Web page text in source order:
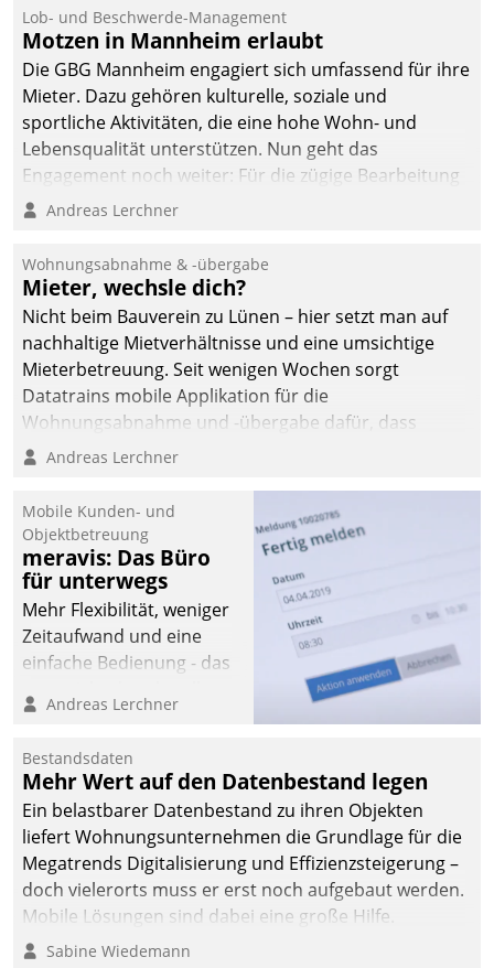
Ressort Kapitalanlage für
künftige Aufgaben und
Herausforderungen
gerüstet.
Lob- und Beschwerde-Management
Motzen in Mannheim erlaubt
Die GBG Mannheim engagiert sich umfassend für ihre
Mieter. Dazu gehören kulturelle, soziale und
sportliche Aktivitäten, die eine hohe Wohn- und
Lebensqualität unterstützen. Nun geht das
Engagement noch weiter: Für die zügige Bearbeitung
von Beschwerden – oder Lob – richtet das
und Beschwerde-Management einen eigenen Kanal
ein.
Andreas Lerchner
Wohnungsabnahme & -übergabe
Mieter, wechsle dich?
Nicht beim Bauverein zu Lünen – hier setzt man auf
nachhaltige Mietverhältnisse und eine umsichtige
Mieterbetreuung. Seit wenigen Wochen sorgt
Datatrains mobile Applikation für die
Wohnungsabnahme und -übergabe dafür, dass
Mieter wohlgeordnet kommen und, so es sein muss,
Andreas Lerchner
Mobile Kunden- und
Objektbetreuung
meravis: Das Büro
für unterwegs
Mehr Flexibilität, weniger
Zeitaufwand und eine
einfache Bedienung - das
Cockpit für mobile
Datatrain. Die meravis
Wohnungsbau- und
Immobilien GmbH hat
sich dabei für den Betrieb
der Lösung über die SAP
Cloud Platform
entschieden - als erstes
Unternehmen am
Andreas Lerchner
Bestandsdaten
Mehr Wert auf den Datenbestand legen
Ein belastbarer Datenbestand zu ihren Objekten
liefert Wohnungsunternehmen die Grundlage für die
Megatrends Digitalisierung und Effizienzsteigerung –
doch vielerorts muss er erst noch aufgebaut werden.
Mobile Lösungen sind dabei eine große Hilfe.
Sabine Wiedemann